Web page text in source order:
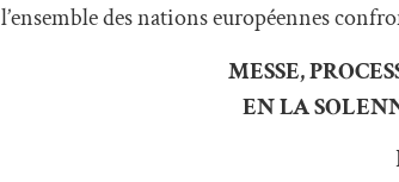
l’ensemble des nations européennes
MESSE,
EN LA